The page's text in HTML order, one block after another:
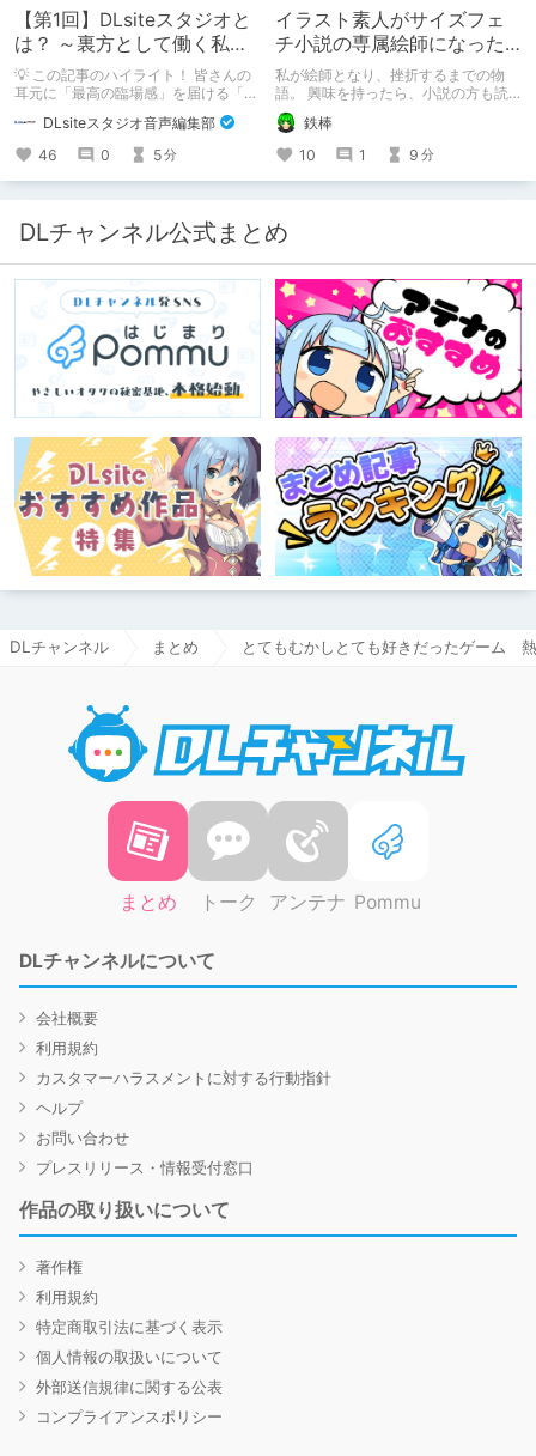
【第1回】DLsiteスタジオと
は？ ～裏方として働く私た
ちの紹介
💡 この記事のハイライト！ 皆さんの
耳元に「最高の臨場感」を届ける「サ
ウンドエンジニアの仕事」のリアルな
舞台裏を大公開！ スマートな専門
職……と思いきや、実態は「音の変態
（褒め言葉）」が集まるチーム！？
成人男性スタッフがダミヘに抱きつ
る超大真面目な理由とは？ クオリテ
ィ向上のための、ちょっとシュールな
DLsiteスタジオ音声編集部
46
0 5分
イラスト素人がサイズフェ
チ小説の専属絵師になった
お話
私が絵師となり、挫折するまでの物
語。 興味を持ったら、小説の方も読
んで欲しいなって感じ 私の絵を使っ
てくれてる小説書きさんのページＵＲ
Ｌ
https://www.pixiv.net/users/341489
73/novels?p=1
鉄棒
10
1 9 分
DLチャンネル公式まとめ
DLチャンネル まとめ とてもむかしとても好きだったゲーム
まとめ トーク アンテナ Pommu
DLチャンネルについて
会社概要
利用規約
カスタマーハラスメントに対する行動指針
ヘルプ
お問い合わせ
プレスリリース・情報受付窓口
作品の取り扱いについて
著作権
利用規約
特定商取引法に基づく表示
個人情報の取扱いについて
外部送信規律に関する公表
コンプライアンスポリシー